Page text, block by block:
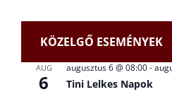
KÖZELGŐ ESEMÉNYEK
AUG
6
augusztus 6 @ 08:00-
Tini Lelkes Napok